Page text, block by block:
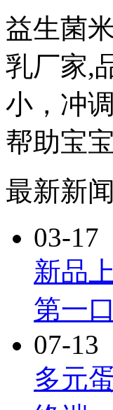
益生菌
乳厂家,
小，冲
帮助宝
最新新闻
03-17
新品
第一
07-13
多元